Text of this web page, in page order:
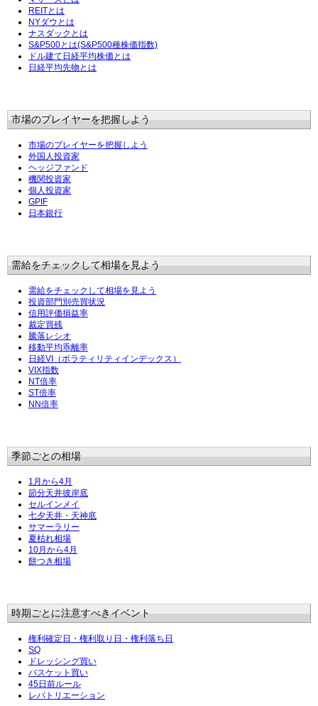
REITとは
NYダウとは
ナスダックとは
S&P500とは(S&P500種株価指数)
ドル建て日経平均株価とは
日経平均先物とは
市場のプレイヤーを把握しよう
市場のプレイヤーを把握しよう
外国人投資家
ヘッジファンド
機関投資家
個人投資家
GPIF
日本銀行
需給をチェックして相場を見よう
需給をチェックして相場を見よう
投資部門別売買状況
信用評価損益率
裁定買残
騰落レシオ
移動平均乖離率
日経VI（ボラティリティインデックス）
VIX指数
NT倍率
ST倍率
NN倍率
季節ごとの相場
1月から4月
節分天井彼岸底
セルインメイ
七夕天井・天神底
サマーラリー
夏枯れ相場
10月から4月
餅つき相場
時期ごとに注意すべきイベント
権利確定日・権利取り日・権利落ち日
SQ
ドレッシング買い
バスケット買い
45日前ルール
レパトリエーション